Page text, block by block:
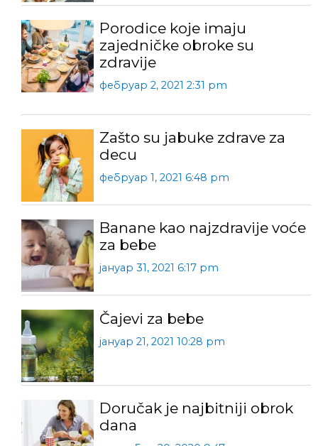
Porodice koje imaju
zajedničke obroke su
zdravije
фебруар 2, 2021 2:31 pm
Zašto su jabuke zdrave za
decu
фебруар 1, 2021 6:48 pm
Banane kao najzdravije voće
za bebe
јануар 31, 2021 6:17 pm
Čajevi za bebe
јануар 21, 2021 10:28 pm
Doručak je najbitniji obrok
dana